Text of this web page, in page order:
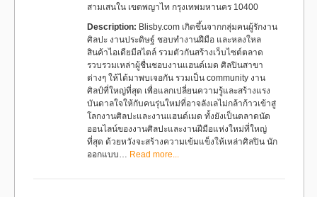
สามเสนใน เขตพญาไท กรุงเทพมหานคร 10400
Description: Blisby.com เกิดขึ้นจากกลุ่มคนผู้รักงาน
ศิลปะ งานประดิษฐ์ ชอบทำงานฝืมือ และหลงใหล
สินค้าไอเดียมีสไตล์ รวมตัวกันสร้างเว็บไซต์ตลาด
รวบรวมเหล่าผู้ชื่นชอบงานแฮนด์เมด ศิลปินสาขา
ต่างๆ ให้ได้มาพบเจอกัน รวมเป็น community งาน
ศิลป์ที่ใหญ่ที่สุด เพื่อแลกเปลี่ยนความรู้และสร้างแรง
บันดาลใจให้กับคนรุ่นใหม่ที่อาจลังเลไม่กล้าก้าวเข้าสู่
โลกงานศิลปะและงานแฮนด์เมด ทั้งยังเป็นตลาดนัด
ออนไลน์ของงานศิลปะและงานฝีมือแห่งใหม่ที่ใหญ่
ที่สุด ด้วยหวังจะสร้างความเข้มแข็งให้เหล่าศิลปิน นัก
ออกแบบ… Read more...